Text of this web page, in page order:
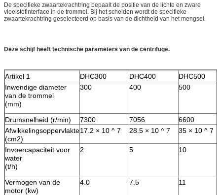
De specifieke zwaartekrachtring bepaalt de positie van de lichte en zware
vloeistofinterface in de trommel. Bij het scheiden wordt de specifieke
zwaartekrachtring geselecteerd op basis van de dichtheid van het mengsel.
Deze schijf heeft technische parameters van de centrifuge.
Artikel 1 DHC300 DHC400
DHC500
Inwendige diameter
van de trommel
(mm)
300 400 500
Drumsnelheid (r/min) 7300 7056
6600
Afwikkelingsoppervlakte
(cm2)
17.2 × 10 ^ 7 28.5 × 10 ^ 7 35 × 10 ^ 7
Invoercapaciteit voor
water
(t/h)
2 5 10
Vermogen van de
motor (kw)
4.0 7.5 11